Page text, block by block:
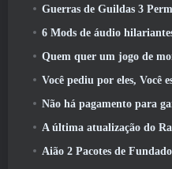
Guerras de Guildas 3 Permitirá que os jogadores
6 Mods de áudio hilariantes
Quem quer um jogo de monopólio
Você pediu por eles, Você está
Não há pagamento para ganhar. Apenas
A última atualização do Raven2 apresenta sistema de despertar de
Aião 2 Pacotes de Fundador Disponíveis para